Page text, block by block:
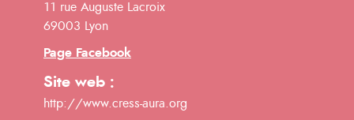
11 rue Auguste Lacroix
69003 Lyon
Page Facebook
Site web :
http://www.cress-aura.org